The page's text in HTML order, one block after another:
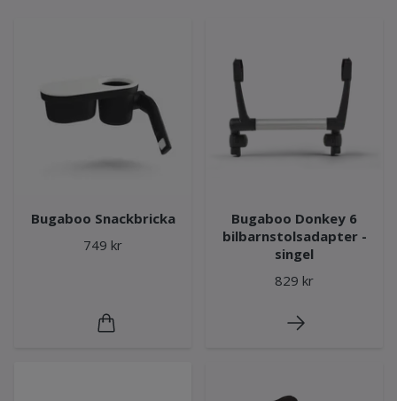
Bugaboo Snackbricka
749 kr
Bugaboo Donkey 6
bilbarnstolsadapter -
singel
829 kr